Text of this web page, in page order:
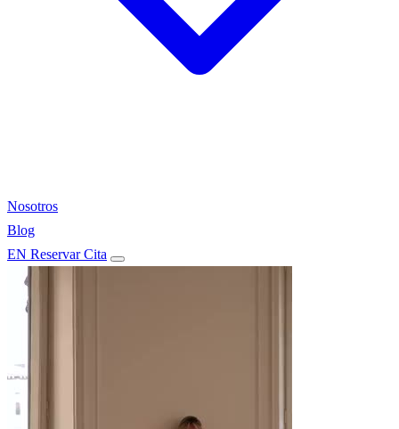
Nosotros
Blog
EN Reservar Cita